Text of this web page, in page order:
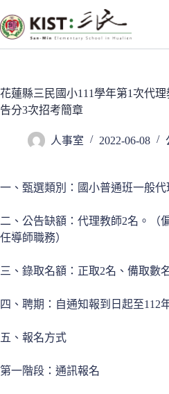
至
主
容
花蓮縣三民國小111學年第1次代
告分3次招考簡章
人事室 2022-06-08
一、甄選類別：國小普通班一般代
二、公告缺額：代理教師2名。（
任導師職務）
三、錄取名額：正取2名、備取數
四、聘期：自通知報到日起至112
五、報名方式
第一階段：通訊報名